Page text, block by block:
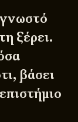
ξέρει.
βάσει